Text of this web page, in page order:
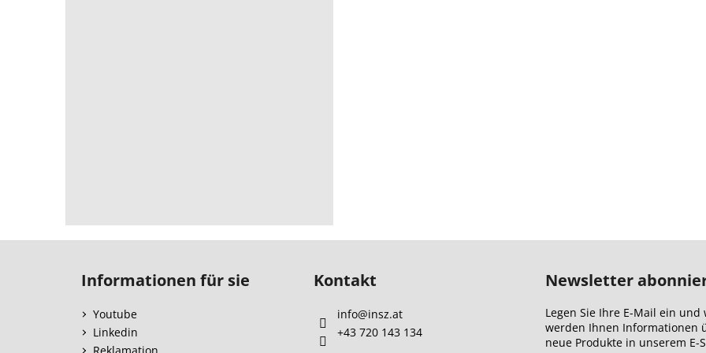
Informationen für sie
Youtube
Linkedin
Kontakt
info@insz.at
+43 720 143 134
Newsletter
Legen Sie Ihre E-Mail ein und
werden Ihnen Informationen
neue Produkte in unserem E-